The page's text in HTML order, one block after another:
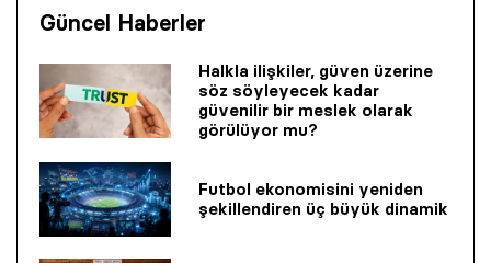
Güncel Haberler
Halkla ilişkiler, güven üzerine
söz söyleyecek kadar
güvenilir bir mes­lek olarak
görülüyor mu?
Futbol ekonomisini yeniden
şekillendiren üç büyük dinamik